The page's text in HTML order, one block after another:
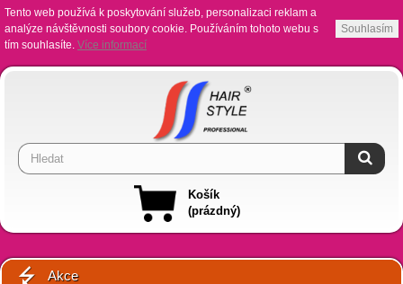
Tento web používá k poskytování služeb, personalizaci reklam a
analýze návštěvnosti soubory cookie. Používáním tohoto webu s
tím souhlasíte. Více informací
Souhlasím
Košík
(prázdný)
Akce